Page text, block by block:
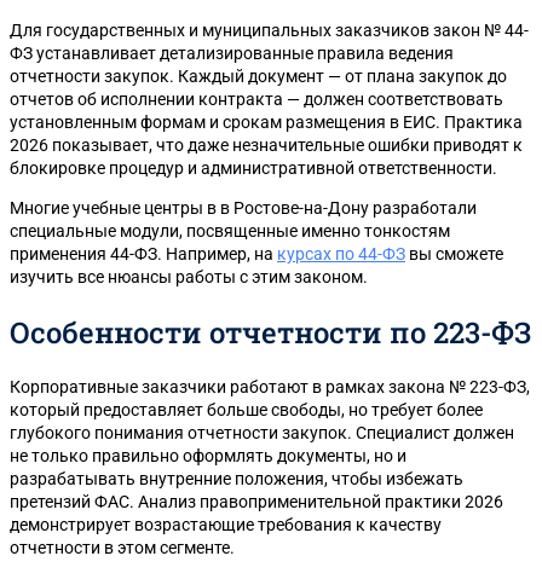
Для государственных и муниципальных заказчиков закон № 44-
ФЗ устанавливает детализированные правила ведения
отчетности закупок. Каждый документ — от плана закупок до
отчетов об исполнении контракта — должен соответствовать
установленным формам и срокам размещения в ЕИС. Практика
2026 показывает, что даже незначительные ошибки приводят к
блокировке процедур и административной ответственности.
Многие учебные центры в в Ростове-на-Дону разработали
специальные модули, посвященные именно тонкостям
применения 44-ФЗ. Например, на курсах по 44-ФЗ вы сможете
изучить все нюансы работы с этим законом.
Особенности отчетности по 223-ФЗ
Корпоративные заказчики работают в рамках закона № 223-ФЗ,
который предоставляет больше свободы, но требует более
глубокого понимания отчетности закупок. Специалист должен
не только правильно оформлять документы, но и
разрабатывать внутренние положения, чтобы избежать
претензий ФАС. Анализ правоприменительной практики 2026
демонстрирует возрастающие требования к качеству
отчетности в этом сегменте.